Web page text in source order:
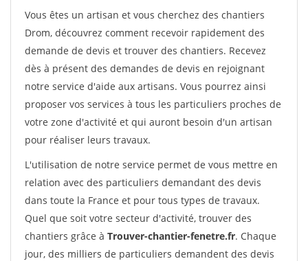
Vous êtes un artisan et vous cherchez des chantiers
Drom, découvrez comment recevoir rapidement des
demande de devis et trouver des chantiers. Recevez
dès à présent des demandes de devis en rejoignant
notre service d'aide aux artisans. Vous pourrez ainsi
proposer vos services à tous les particuliers proches de
votre zone d'activité et qui auront besoin d'un artisan
pour réaliser leurs travaux.
L'utilisation de notre service permet de vous mettre en
relation avec des particuliers demandant des devis
dans toute la France et pour tous types de travaux.
Quel que soit votre secteur d'activité, trouver des
chantiers grâce à Trouver-chantier-fenetre.fr. Chaque
jour, des milliers de particuliers demandent des devis